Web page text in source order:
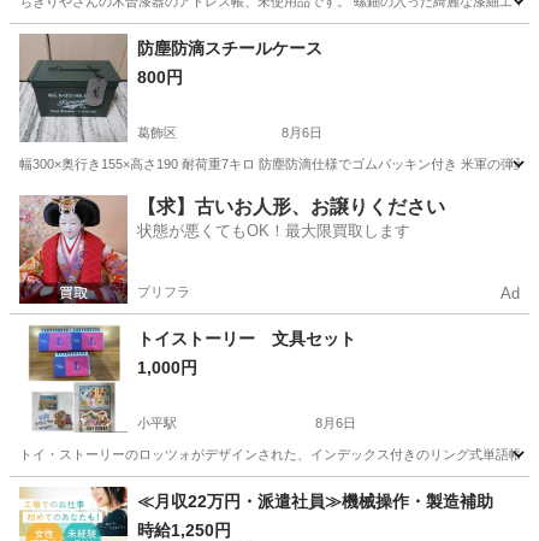
東京 豊島区 池袋駅 手帳 商店
防塵防滴スチールケース
800円
葛飾区 8月6日
幅300×奥行き155×高さ190 耐荷重7キロ 防塵防滴仕様でゴムパッキン付き 米軍の弾
東京 葛飾区 家庭用品 ケース
【求】古いお人形、お譲りください
状態が悪くてもOK！最大限買取します
プリフラ Ad
トイストーリー 文具セット
1,000円
小平駅 8月6日
トイ・ストーリーのロッツォがデザインされた、インデックス付きのリング式単語
東京 小平市 小平駅 その他
≪月収22万円・派遣社員≫機械操作・製造補助
時給1,250円